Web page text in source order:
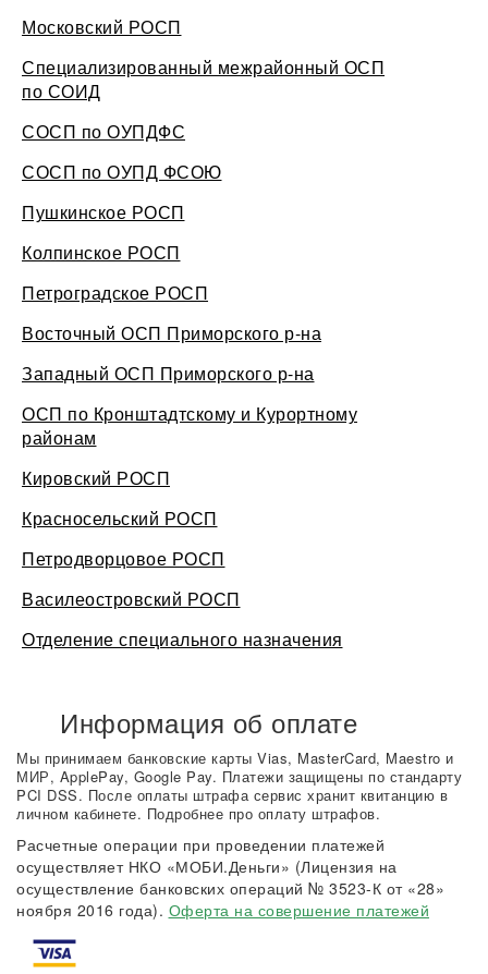
Московский РОСП
Специализированный межрайонный ОСП
по СОИД
СОСП по ОУПДФС
СОСП по ОУПД ФСОЮ
Пушкинское РОСП
Колпинское РОСП
Петроградское РОСП
Восточный ОСП Приморского р-на
Западный ОСП Приморского р-на
ОСП по Кронштадтскому и Курортному
районам
Кировский РОСП
Красносельский РОСП
Петродворцовое РОСП
Василеостровский РОСП
Отделение специального назначения
Информация об оплате
Мы принимаем банковские карты Vias, MasterCard, Maestro и
МИР, ApplePay, Google Pay. Платежи защищены по стандарту
PCI DSS. После оплаты штрафа сервис хранит квитанцию в
личном кабинете. Подробнее про оплату штрафов.
Расчетные операции при проведении платежей
осуществляет НКО «МОБИ.Деньги» (Лицензия на
осуществление банковских операций № 3523-К от «28»
ноября 2016 года). Оферта на совершение платежей